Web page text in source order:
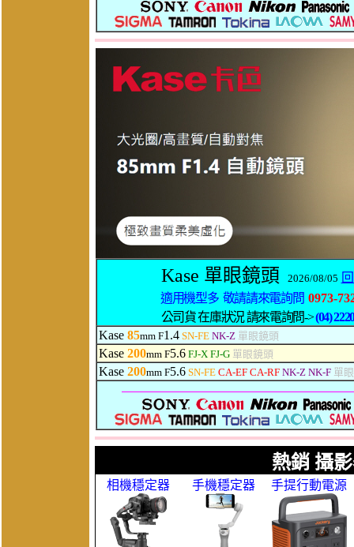
Kase 單眼鏡頭 2026/08/05
適用機型多 敬請請來電詢問 0973-
公司貨 在庫狀況 請來電詢問->(04)
Kase 85mm F1.4 SN-FE NK-Z 單眼鏡頭
Kase 200mm F5.6 FJ-X FJ-G 單眼鏡頭
Kase 200mm F5.6 SN-FE CA-EF CA-RF NK-Z NK-F 單
熱銷 攝
相機穩定器 手機穩定器 手提行動電源